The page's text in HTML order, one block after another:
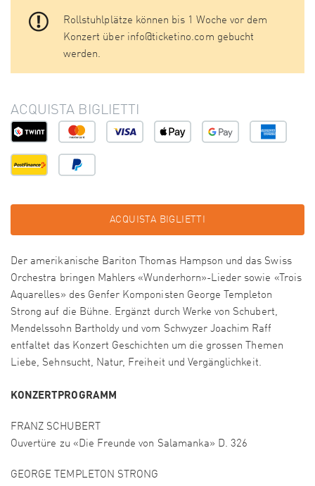
Rollstuhlplätze können bis 1 Woche vor dem
Konzert über info@ticketino.com gebucht
werden.
ACQUISTA BIGLIETTI
ACQUISTA BIGLIETTI
Der amerikanische Bariton Thomas Hampson und das Swiss
Orchestra bringen Mahlers «Wunderhorn»-Lieder sowie «Trois
Aquarelles» des Genfer Komponisten George Templeton
Strong auf die Bühne. Ergänzt durch Werke von Schubert,
Mendelssohn Bartholdy und vom Schwyzer Joachim Raff
entfaltet das Konzert Geschichten um die grossen Themen
Liebe, Sehnsucht, Natur, Freiheit und Vergänglichkeit.
KONZERTPROGRAMM
FRANZ SCHUBERT
‍Ouvertüre zu «Die Freunde von Salamanka» D. 326
GEORGE TEMPLETON STRONG